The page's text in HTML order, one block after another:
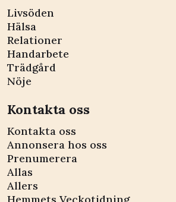
Livsöden
Hälsa
Relationer
Handarbete
Trädgård
Nöje
Kontakta oss
Kontakta oss
Annonsera hos oss
Prenumerera
Allas
Allers
Hemmets Veckotidning